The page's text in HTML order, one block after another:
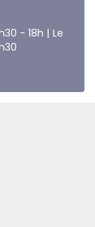
- 18h | Le